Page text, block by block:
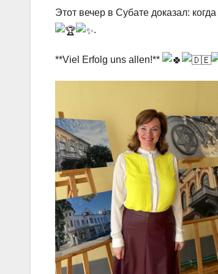
Этот вечер в Субате доказал:
.
**Viel Erfolg uns allen!**